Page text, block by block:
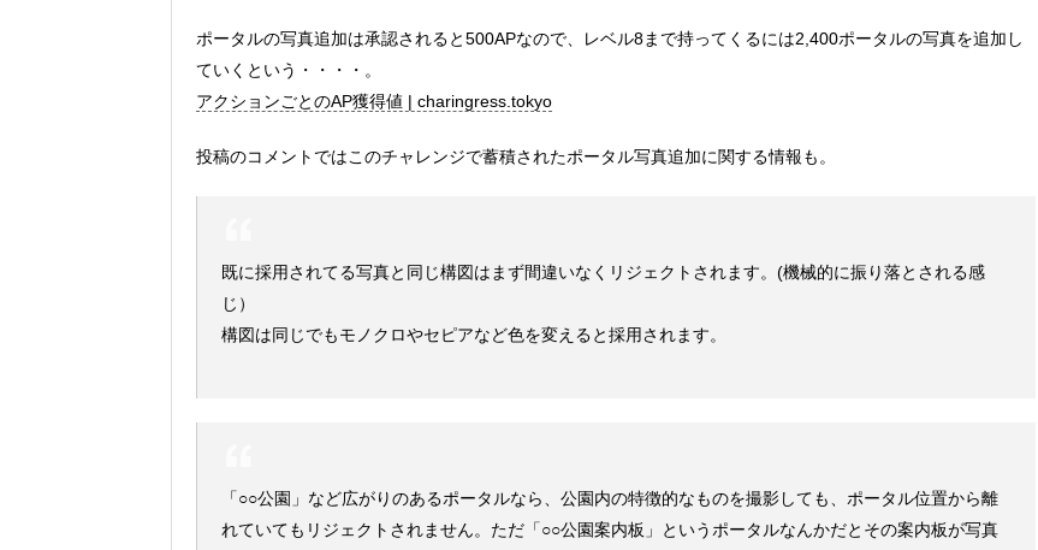
ポータルの写真追加は承認されると500APなので、レベル8まで持ってくるには2,400ポータルの写真を追加し
ていくという・・・・。
アクションごとのAP獲得値 | charingress.tokyo
投稿のコメントではこのチャレンジで蓄積されたポータル写真追加に関する情報も。
既に採用されてる写真と同じ構図はまず間違いなくリジェクトされます。(機械的に振り落とされる感
じ）
構図は同じでもモノクロやセピアなど色を変えると採用されます。
「○○公園」など広がりのあるポータルなら、公園内の特徴的なものを撮影しても、ポータル位置から離
れていてもリジェクトされません。ただ「○○公園案内板」というポータルなんかだとその案内板が写真